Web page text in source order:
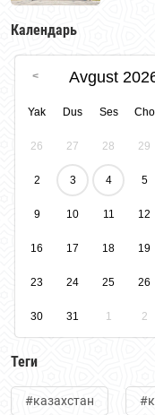
Календарь
Avgust
Yak Dus Ses Cho
26 27 28 29
2 3 4 5
9 10 11 12
16 17 18 19
23 24 25 26
30 31 1 2
Теги
#казахстан